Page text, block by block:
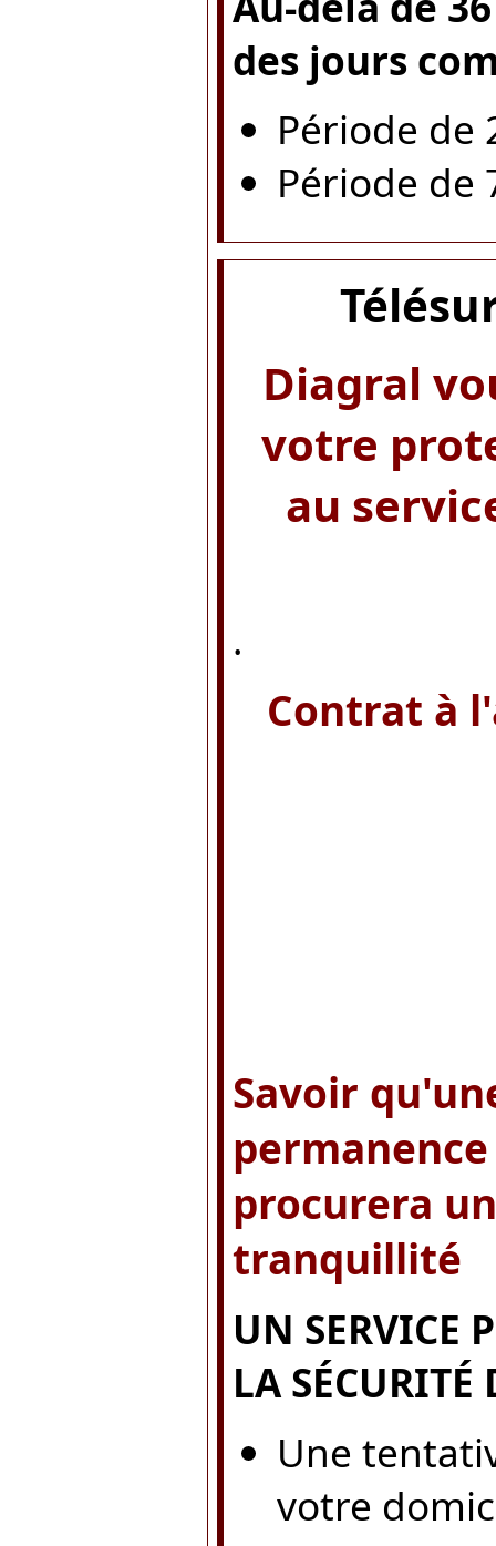
des jours
Période de
Période de
Diagral
votre
au
.
Contrat à
Savoir
procurera
tranquillité
UN SERVICE
LA SÉCURITÉ
Une
votre